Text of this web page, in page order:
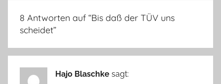
8 Antworten auf “Bis daß der TÜV uns
scheidet”
Hajo Blaschke sagt: